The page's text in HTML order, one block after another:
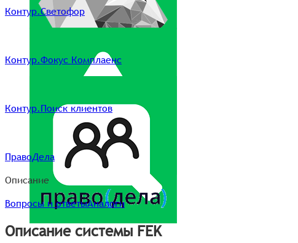
Контур.Светофор
Контур.Фокус Комплаенс
Контур.Поиск клиентов
ПравоДела
Описание
Вопросы и ответыАналоги
Описание системы FEK